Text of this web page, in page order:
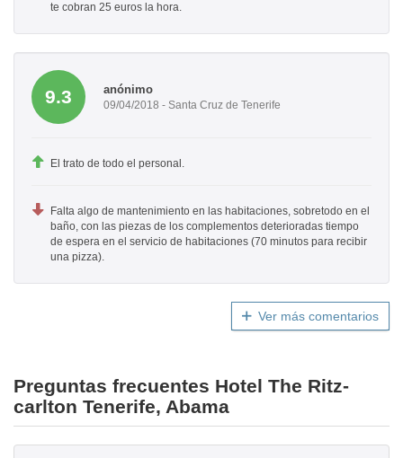
te cobran 25 euros la hora.
9.3 anónimo
09/04/2018 - Santa Cruz de Tenerife
El trato de todo el personal.
Falta algo de mantenimiento en las habitaciones, sobretodo en el
baño, con las piezas de los complementos deterioradas tiempo
de espera en el servicio de habitaciones (70 minutos para recibir
una pizza).
Ver más comentarios
Preguntas frecuentes Hotel The Ritz-
carlton Tenerife, Abama